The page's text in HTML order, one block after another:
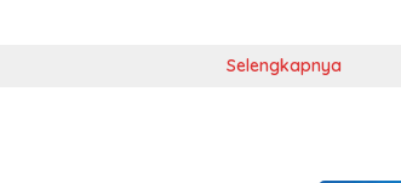
Selengkapnya